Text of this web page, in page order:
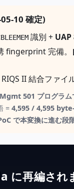
10 確定)
識別 + UAP
fingerprint 完備。
II 結合ファイ
501 プログラ
= 4,595 / 4,595
で本変換に進む段
に再編され